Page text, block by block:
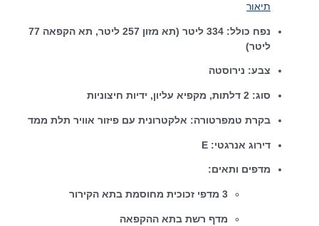
תיאור
נפח כולל: 334 ליטר (תא מזון 257 ליטר, תא הקפאה 77
ליטר)
צבע: נירוסטה
סוג: 2 דלתות, מקפיא עליון, ידיות חיצוניות
בקרת טמפרטורה: אלקטרונית עם פיזור אוויר תלת ממד
דירוג אנרגטי: E
מדפים ותאים:
3 מדפי זכוכית מחוסמת בתא הקירור
מדף רשת בתא ההקפאה